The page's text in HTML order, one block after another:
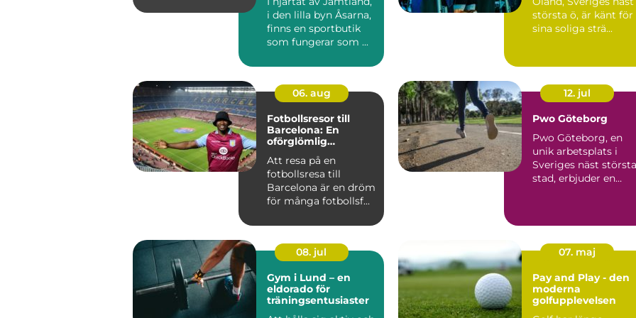
i den lilla byn Åsarna,
finns en sportbutik
som fungerar som ...
största ö, är känt för
sina soliga strä...
06. aug
Fotbollsresor till
Barcelona: En
oförglömlig
Att resa på en
fotbollsresa till
Barcelona är en dröm
för många fotbollsf...
12. jul
Pwo Göteborg
Pwo Göteborg, en
unik arbetsplats i
Sveriges näst största
stad, erbjuder en
08. jul
Gym i Lund – en
eldorado för
träningsentusiaster
07. maj
Pay and Play - den
moderna
golfupplevelsen